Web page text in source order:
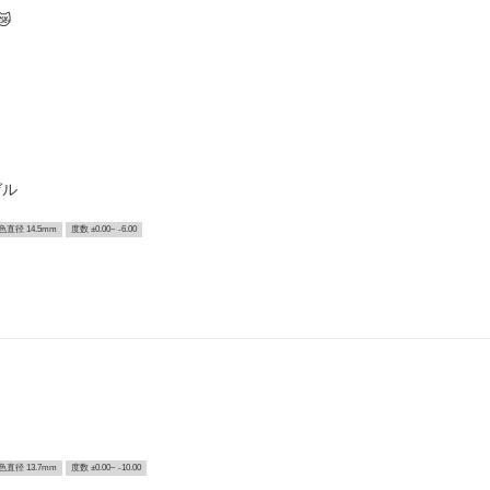
直径 14.5mm 度数 ±0.00~ -6.00
直径 13.7mm 度数 ±0.00~ -10.00